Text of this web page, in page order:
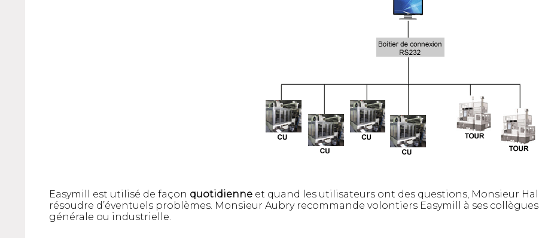
Easymill est utilisé de façon quotidienne et quand les utilisateurs ont des questions, Monsieur
résoudre d’éventuels problèmes. Monsieur Aubry recommande volontiers Easymill à ses
générale ou industrielle.